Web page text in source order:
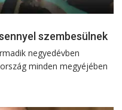
szembesülnek
negyedévben
minden megyéjében